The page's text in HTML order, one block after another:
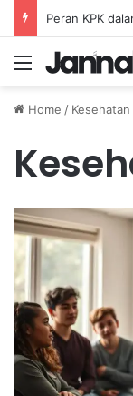
Menu
Home / Kesehatan